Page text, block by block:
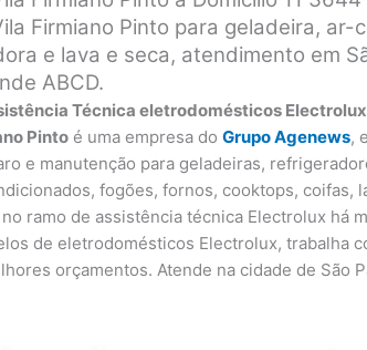
Firmiano Pinto para geladeira, ar-
e lava e seca, atendimento em
ABCD.
Técnica eletrodomésticos
Pinto é uma empresa doGrupo Agenews,
e manutenção para geladeiras,
fogões, fornos, cooktops, coifas,
ramo de assistência técnica Electrolux há
de eletrodomésticos Electrolux, trabalha
orçamentos. Atende na cidade de São